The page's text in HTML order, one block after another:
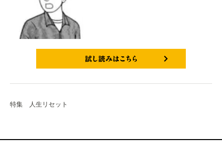
特集 人生リセット